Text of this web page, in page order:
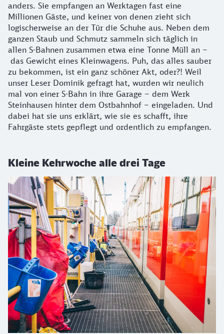
anders. Sie empfangen an Werktagen fast eine
Millionen Gäste, und keiner von denen zieht sich
logischerweise an der Tür die Schuhe aus. Neben dem
ganzen Staub und Schmutz sammeln sich täglich in
allen S-Bahnen zusammen etwa eine Tonne Müll an –
das Gewicht eines Kleinwagens. Puh, das alles sauber
zu bekommen, ist ein ganz schöner Akt, oder?! Weil
unser Leser Dominik gefragt hat, wurden wir neulich
mal von einer S-Bahn in ihre Garage – dem Werk
Steinhausen hinter dem Ostbahnhof – eingeladen. Und
dabei hat sie uns erklärt, wie sie es schafft, ihre
Fahrgäste stets gepflegt und ordentlich zu empfangen.
Kleine Kehrwoche alle drei Tage